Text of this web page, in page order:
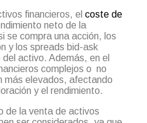
financieros, el coste de
neto de la
se compra una acción, los
y los spreads bid-ask
activo. Además, en el
complejos o no
más elevados, afectando
y el rendimiento.
de la venta de activos